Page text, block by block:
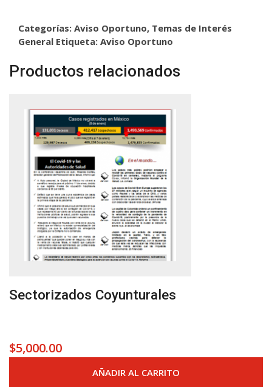
Categorías: Aviso Oportuno, Temas de Interés
General Etiqueta: Aviso Oportuno
Productos relacionados
Sectorizados Coyunturales
$5,000.00
AÑADIR AL CARRITO